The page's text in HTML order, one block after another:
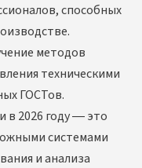
способных
методов
техническими
ГОСТов.
в 2026 году — это
системами
и анализа